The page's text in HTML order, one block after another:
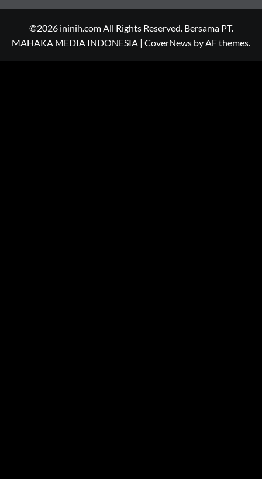
©2026 ininih.com All Rights Reserved. Bersama PT.
MAHAKA MEDIA INDONESIA | CoverNews by AF themes.